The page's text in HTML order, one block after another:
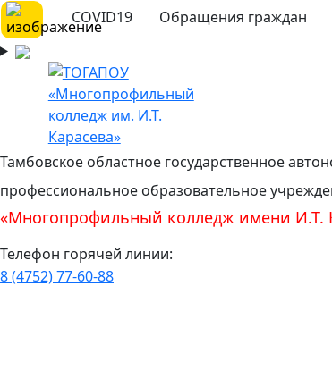
COVID19 Обращения граждан
Тамбовское областное государственное
профессиональное образовательное
«Многопрофильный колледж имени И.Т.
Телефон горячей линии:
8 (4752) 77-60-88